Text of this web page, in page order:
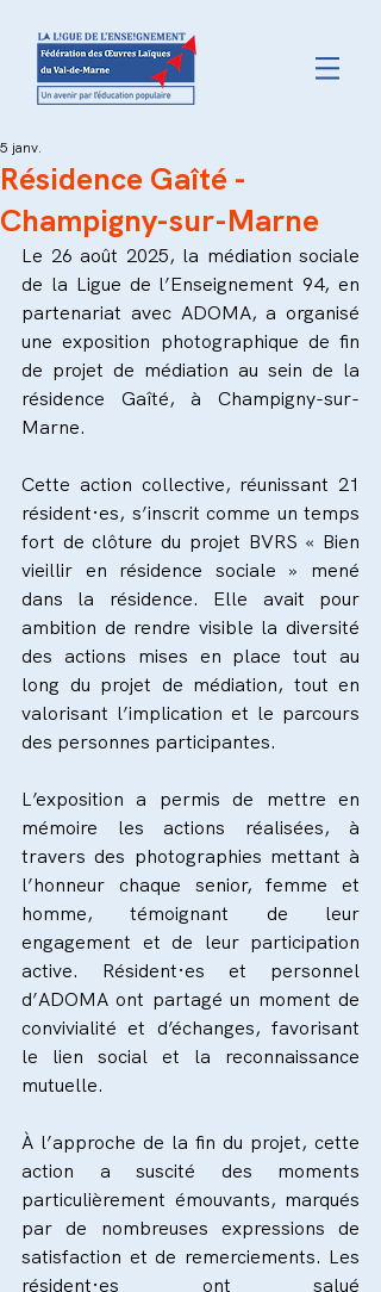
Résidence Gaîté -
Champigny-sur-Marne
5 janv.
Le 26 août 2025, la médiation sociale
de la Ligue de l’Enseignement 94, en
partenariat avec ADOMA, a organisé
une exposition photographique de fin
de projet de médiation au sein de la
résidence Gaîté, à Champigny-sur-
Marne.
Cette action collective, réunissant 21
résident·es, s’inscrit comme un temps
fort de clôture du projet BVRS « Bien
vieillir en résidence sociale » mené
dans la résidence. Elle avait pour
ambition de rendre visible la diversité
des actions mises en place tout au
long du projet de médiation, tout en
valorisant l’implication et le parcours
des personnes participantes.
L’exposition a permis de mettre en
mémoire les actions réalisées, à
travers des photographies mettant à
l’honneur chaque senior, femme et
homme, témoignant de leur
engagement et de leur participation
active. Résident·es et personnel
d’ADOMA ont partagé un moment de
convivialité et d’échanges, favorisant
le lien social et la reconnaissance
mutuelle.
À l’approche de la fin du projet, cette
action a suscité des moments
particulièrement émouvants, marqués
par de nombreuses expressions de
satisfaction et de remerciements. Les
résident·es ont salué